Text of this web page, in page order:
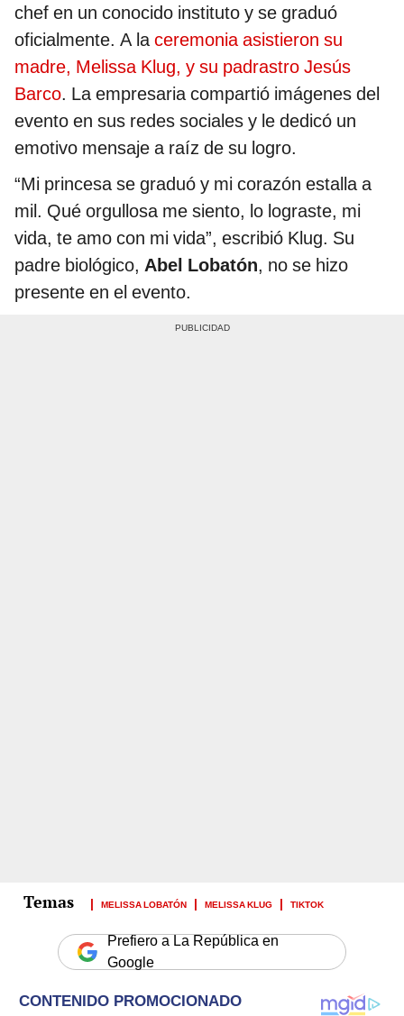
chef en un conocido instituto y se graduó
oficialmente. A laceremonia asistieron su
madre, Melissa Klug, y su padrastro Jesús
Barco. La empresaria compartió imágenes del
evento en sus redes sociales y le dedicó un
emotivo mensaje a raíz de su logro.
“Mi princesa se graduó y mi corazón estalla a
mil. Qué orgullosa me siento, lo lograste, mi
vida, te amo con mi vida”, escribió Klug. Su
padre biológico, Abel Lobatón, no se hizo
presente en el evento.
MELISSA LOBATÓN MELISSA KLUG TIKTOK
Prefiero a La República en
Google